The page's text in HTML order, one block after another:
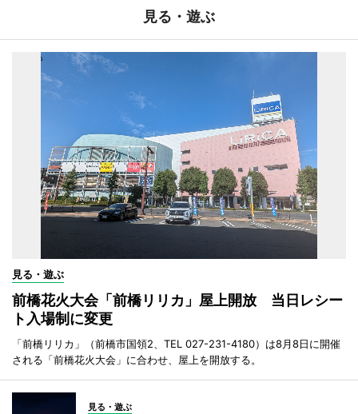
見る・遊ぶ
見る・遊ぶ
前橋花火大会「前橋リリカ」屋上開放 当日レシー
ト入場制に変更
「前橋リリカ」（前橋市国領2、TEL 027-231-4180）は8月8日に開催
される「前橋花火大会」に合わせ、屋上を開放する。
見る・遊ぶ